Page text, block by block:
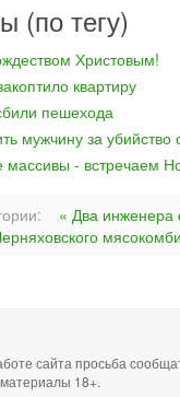
(по тегу)
Христовым!
квартиру
пешехода
мужчину за
- встречаем
« Два инженера
сайта просьба
18+.